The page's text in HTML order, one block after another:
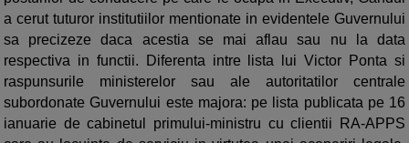
a cerut tuturor institutiilor mentionate in evidentele Guvernului
sa precizeze daca acestia se mai aflau sau nu la data
respectiva in functii. Diferenta intre lista lui Victor Ponta si
raspunsurile ministerelor sau ale autoritatilor centrale
subordonate Guvernului este majora: pe lista publicata pe 16
ianuarie de cabinetul primului-ministru cu clientii RA-APPS